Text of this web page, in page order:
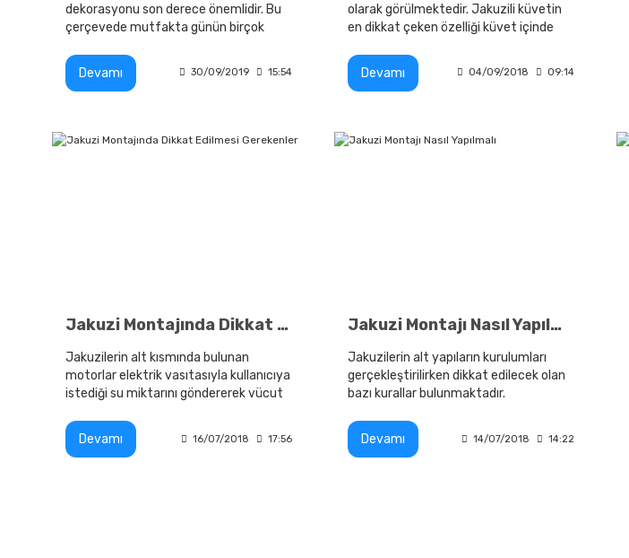
dekorasyonu son derece önemlidir. Bu
çerçevede mutfakta günün birçok
alacağı tasarımı ve konsepti kendi
yapmak istiyor.
Devamı 30/09/2019 15:54
olarak görülmektedir. Jakuzili küvetin
en dikkat çeken özelliği küvet içinde
tazyikli su püskürtülmesidir.
Devamı 04/09/2018 09:14
Jakuzi Montajında Dikkat Edilmesi Gerekenler
Jakuzilerin alt kısmında bulunan
motorlar elektrik vasıtasıyla kullanıcıya
istediği su miktarını göndererek vücut
Devamı
16/07/2018 17:56
Jakuzi Montajı Nasıl Yapılmalı
Jakuzilerin alt yapıların kurulumları
gerçekleştirilirken dikkat edilecek olan
bazı kurallar bulunmaktadır.
Devamı 14/07/2018 14:22